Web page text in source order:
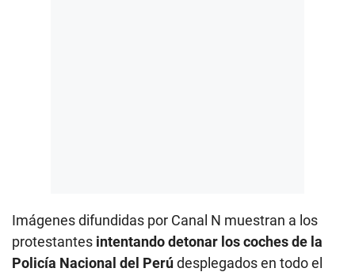
Imágenes difundidas por Canal N muestran a los
protestantes intentando detonar los coches de la
Policía Nacional del Perúdesplegados en todo el